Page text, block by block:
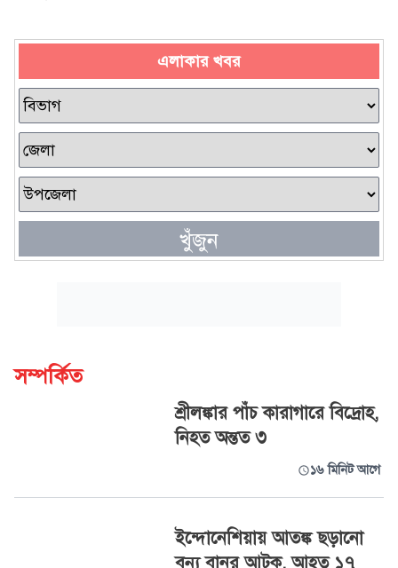
এলাকার খবর
খুঁজুন
সম্পর্কিত
শ্রীলঙ্কার পাঁচ কারাগারে বিদ্রোহ,
নিহত অন্তত ৩
১৬ মিনিট আগে
ইন্দোনেশিয়ায় আতঙ্ক ছড়ানো
বন্য বানর আটক, আহত ১৭